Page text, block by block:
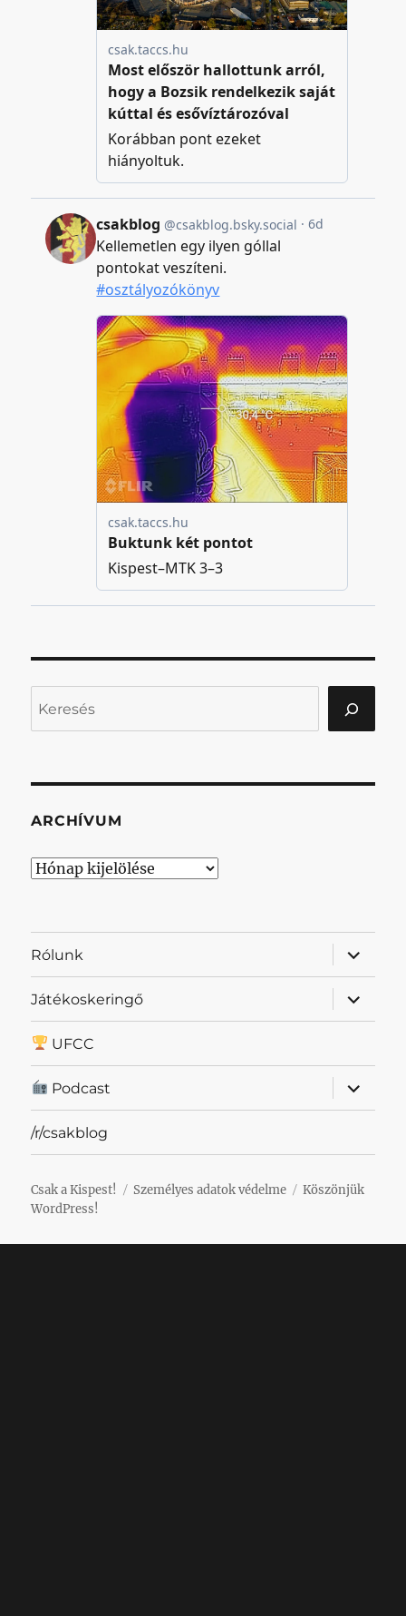
ARCHÍVUM
Archívum
Rólunk
almenü
Játékoskeringő
almenü
UFCC
Podcast
almenü
/r/csakblog
Csak a Kispest! Személyes adatok védelme
Köszönjük
WordPress!